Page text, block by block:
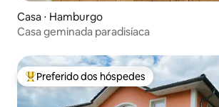
Casa ⋅ Hamburgo
Casa geminada paradisíaca
Entre os melhores preferidos dos hóspedes
Preferido dos hóspedes